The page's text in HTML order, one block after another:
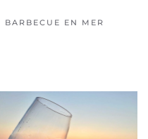
BARBECUE EN MER